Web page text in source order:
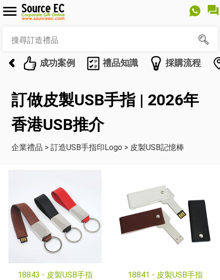
成功案例 禮品知識 採購流程
訂做皮製USB手指 | 2026年
香港USB推介
企業禮品 > 訂造USB手指印Logo > 皮製USB記憶棒
18843 - 皮製USB手指 18841 - 皮製USB手指